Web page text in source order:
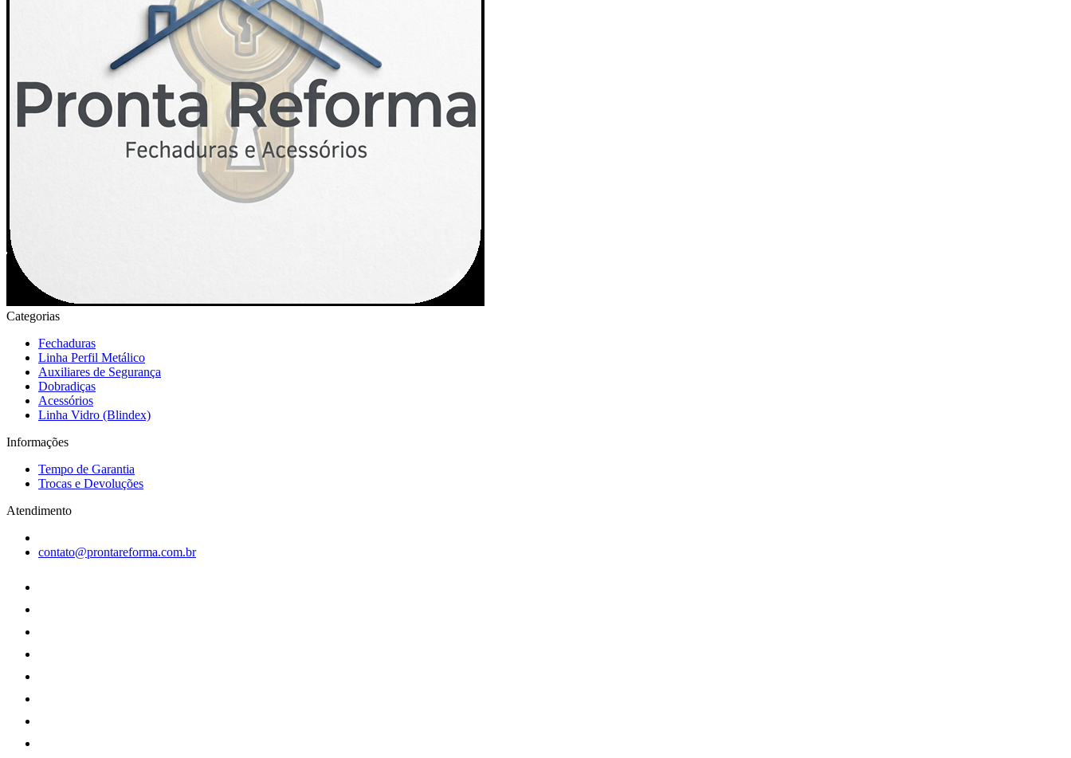
Categorias
Fechaduras
Linha Perfil Metálico
Auxiliares de Segurança
Dobradiças
Acessórios
Linha Vidro (Blindex)
Informações
Tempo de Garantia
Trocas e Devoluções
Atendimento
contato@prontareforma.com.br